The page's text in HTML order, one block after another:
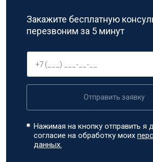
Закажите бесплатную
перезвоним за 5 минут
Отправить заявку
Нажимая на кнопку отправить я
согласие на обработку моих
данных.